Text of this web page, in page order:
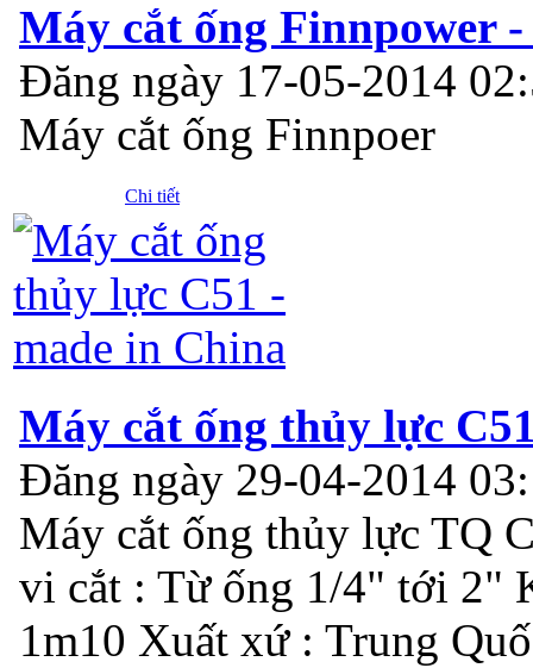
Máy cắt ống Finnpower
Đăng ngày 17-05-2014
Máy cắt ống Finnpoer
Chi tiết
Máy cắt ống thủy lực
Đăng ngày 29-04-2014
Máy cắt ống thủy lực TQ
vi cắt : Từ ống 1/4" tới 2"
1m10 Xuất xứ : Trung